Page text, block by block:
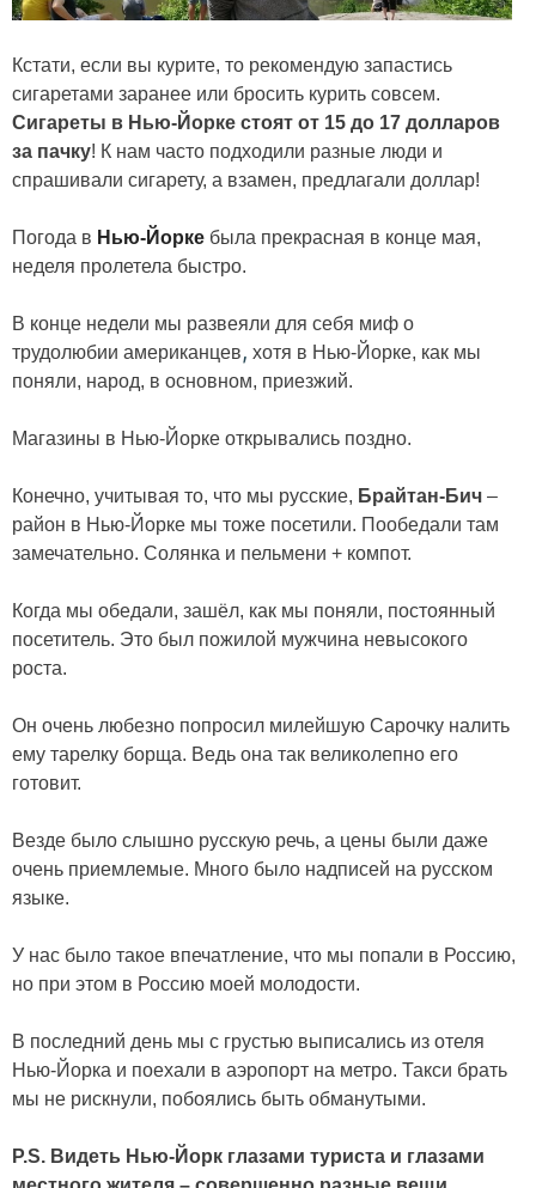
Кстати, если вы курите, то рекомендую запастись
сигаретами заранее или бросить курить совсем.
Сигареты в Нью-Йорке стоят от 15 до 17 долларов
за пачку! К нам часто подходили разные люди и
спрашивали сигарету, а взамен, предлагали доллар!
Погода в Нью-Йорке была прекрасная в конце мая,
неделя пролетела быстро.
В конце недели мы развеяли для себя миф о
трудолюбии американцев, хотя в Нью-Йорке, как мы
поняли, народ, в основном, приезжий.
Магазины в Нью-Йорке открывались поздно.
Конечно, учитывая то, что мы русские, Брайтан-Бич –
район в Нью-Йорке мы тоже посетили. Пообедали там
замечательно. Солянка и пельмени + компот.
Когда мы обедали, зашёл, как мы поняли, постоянный
посетитель. Это был пожилой мужчина невысокого
роста.
Он очень любезно попросил милейшую Сарочку налить
ему тарелку борща. Ведь она так великолепно его
готовит.
Везде было слышно русскую речь, а цены были даже
очень приемлемые. Много было надписей на русском
языке.
У нас было такое впечатление, что мы попали в Россию,
но при этом в Россию моей молодости.
В последний день мы с грустью выписались из отеля
Нью-Йорка и поехали в аэропорт на метро. Такси брать
мы не рискнули, побоялись быть обманутыми.
P.S. Видеть Нью-Йорк глазами туриста и глазами